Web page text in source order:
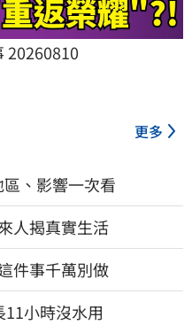
20260810
更多
、影響一次看
人揭真實生活
件事千萬別做
小時沒水用